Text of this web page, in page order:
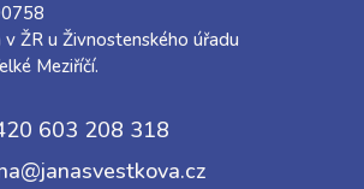
v ŽR u Živnostenského úřadu
Meziříčí.
603 208 318